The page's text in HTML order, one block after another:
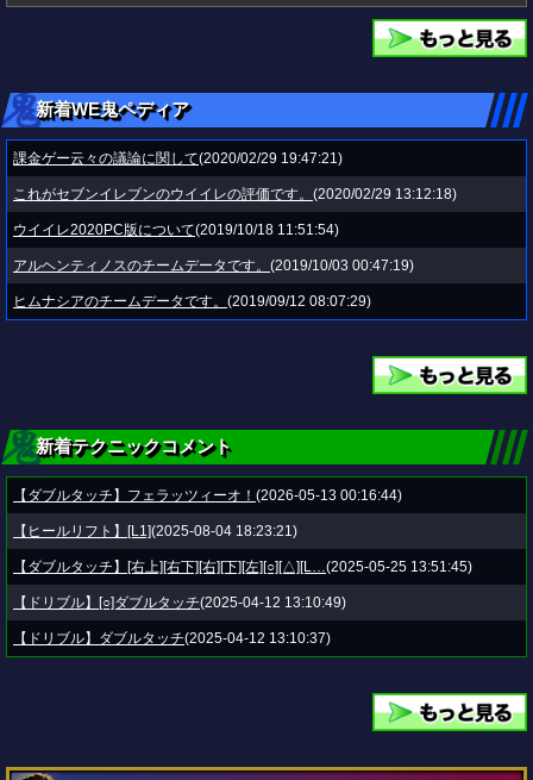
新着WE鬼ペディア
課金ゲー云々の議論に関して(2020/02/29 19:47:21)
これがセブンイレブンのウイイレの評価です。 (2020/02/29 13:12:18)
ウイイレ2020PC版について(2019/10/18 11:51:54)
アルヘンティノスのチームデータです。 (2019/10/03 00:47:19)
ヒムナシアのチームデータです。 (2019/09/12 08:07:29)
新着テクニックコメント
【ダブルタッチ】フェラッツィーオ！ (2026-05-13 00:16:44)
【ヒールリフト】[L1](2025-08-04 18:23:21)
【ダブルタッチ】[右上][右下][右][下][左][○][△][L… (2025-05-25 13:51:45)
【ドリブル】[○]ダブルタッチ(2025-04-12 13:10:49)
【ドリブル】ダブルタッチ(2025-04-12 13:10:37)